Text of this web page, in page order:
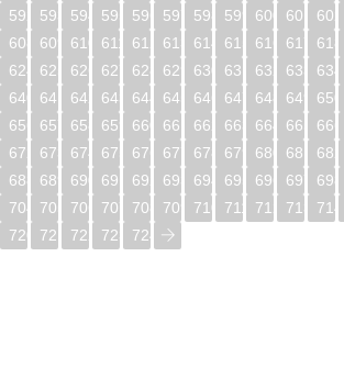
592
593 594 595 596 597 598 599 600 601 602
608
609 610 611 612 613 614 615 616 617 618
624
625 626 627 628 629 630 631 632 633 634
640
641 642 643 644 645 646 647 648 649 650
656
657 658 659 660 661 662 663 664 665 666
672
673 674 675 676 677 678 679 680 681 682
688
689 690 691 692 693 694 695 696 697 698
704
705 706 707 708 709 710 711 712 713 714
720
721 722 723 724